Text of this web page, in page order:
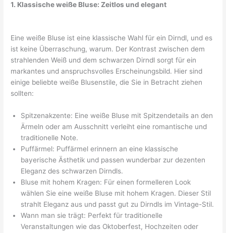
1. Klassische weiße Bluse: Zeitlos und elegant
Eine weiße Bluse ist eine klassische Wahl für ein Dirndl, und es
ist keine Überraschung, warum. Der Kontrast zwischen dem
strahlenden Weiß und dem schwarzen Dirndl sorgt für ein
markantes und anspruchsvolles Erscheinungsbild. Hier sind
einige beliebte weiße Blusenstile, die Sie in Betracht ziehen
sollten:
Spitzenakzente: Eine weiße Bluse mit Spitzendetails an den
Ärmeln oder am Ausschnitt verleiht eine romantische und
traditionelle Note.
Puffärmel: Puffärmel erinnern an eine klassische
bayerische Ästhetik und passen wunderbar zur dezenten
Eleganz des schwarzen Dirndls.
Bluse mit hohem Kragen: Für einen formelleren Look
wählen Sie eine weiße Bluse mit hohem Kragen. Dieser Stil
strahlt Eleganz aus und passt gut zu Dirndls im Vintage-Stil.
Wann man sie trägt: Perfekt für traditionelle
Veranstaltungen wie das Oktoberfest, Hochzeiten oder